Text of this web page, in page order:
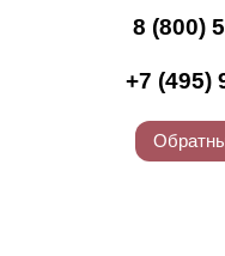
8 (800)
+7 (495)